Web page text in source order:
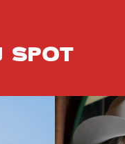
SPOT